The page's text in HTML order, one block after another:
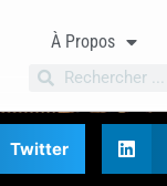
À Propos
Twitter